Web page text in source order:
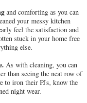
and comforting as you can
your messy kitchen
feel the satisfaction and
stuck in your home free
else.
As with cleaning, you can
than seeing the neat row of
to iron their PJs, know the
night wear.